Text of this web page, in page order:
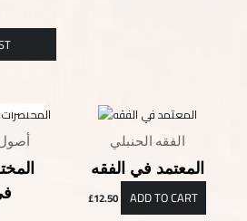
أصول الفقه الحنبلي
المعتمد في الفقه
£12.50 ADD TO CART